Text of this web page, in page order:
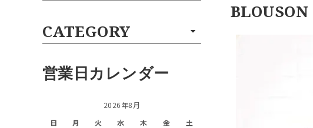
CATEGORY
営業日カレンダー
2026年8月
日
月 火 水 木 金
土